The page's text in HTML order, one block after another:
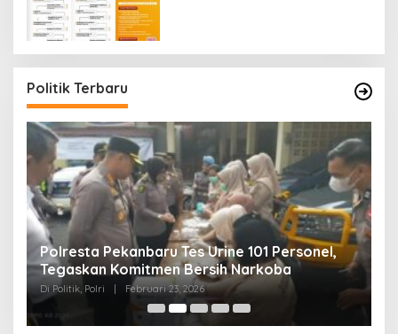
Politik Terbaru
Polresta Pekanbaru Tes Urine 101 Personel,
Tegaskan Komitmen Bersih Narkoba
Di Politik, Polri Februari 23, 2026